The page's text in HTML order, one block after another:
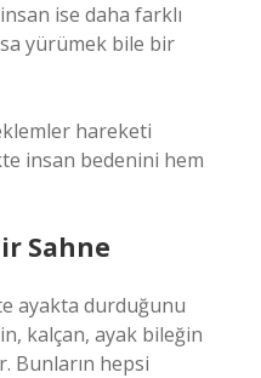
ise daha farklı
yürümek bile bir
hareketi
insan bedenini hem
Sahne
ayakta durduğunu
kalçan, ayak bileğin
Bunların hepsi